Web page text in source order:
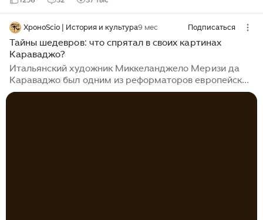
ХроноScio | История и культура9 мес Подписаться
Тайны шедевров: что спрятал в своих картинах
Караваджо?
Итальянский художник Миккеланджело Меризи да
Караваджо был одним из реформаторов европейской
живописи. Пугающий реализм, лаконизм, кьяроскуро